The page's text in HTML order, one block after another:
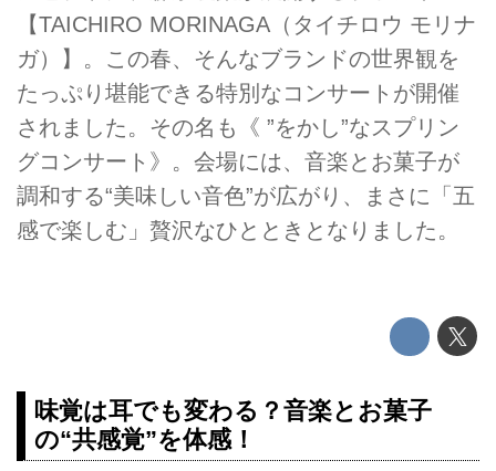
【TAICHIRO MORINAGA（タイチロウ モリナ
ガ）】。この春、そんなブランドの世界観を
たっぷり堪能できる特別なコンサートが開催
されました。その名も《 ”をかし”なスプリン
グコンサート》。会場には、音楽とお菓子が
調和する“美味しい音色”が広がり、まさに「五
感で楽しむ」贅沢なひとときとなりました。
味覚は耳でも変わる？音楽とお菓子
の“共感覚”を体感！